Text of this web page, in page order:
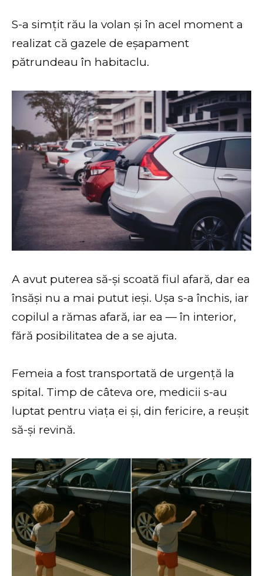
S-a simțit rău la volan și în acel moment a
realizat că gazele de eșapament
pătrundeau în habitaclu.
A avut puterea să-și scoată fiul afară, dar ea
însăși nu a mai putut ieși. Ușa s-a închis, iar
copilul a rămas afară, iar ea — în interior,
fără posibilitatea de a se ajuta.
Femeia a fost transportată de urgență la
spital. Timp de câteva ore, medicii s-au
luptat pentru viața ei și, din fericire, a reușit
să-și revină.